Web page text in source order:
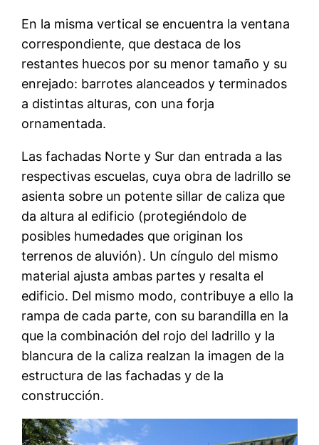
En la misma vertical se encuentra la ventana
correspondiente, que destaca de los
restantes huecos por su menor tamaño y su
enrejado: barrotes alanceados y terminados
a distintas alturas, con una forja
ornamentada.
Las fachadas Norte y Sur dan entrada a las
respectivas escuelas, cuya obra de ladrillo se
asienta sobre un potente sillar de caliza que
da altura al edificio (protegiéndolo de
posibles humedades que originan los
terrenos de aluvión). Un cíngulo del mismo
material ajusta ambas partes y resalta el
edificio. Del mismo modo, contribuye a ello la
rampa de cada parte, con su barandilla en la
que la combinación del rojo del ladrillo y la
blancura de la caliza realzan la imagen de la
estructura de las fachadas y de la
construcción.